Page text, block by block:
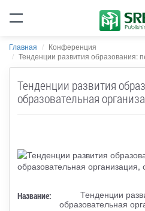
Главная
Конференция
Тенденции развития образования:
Тенденции развития
образовательная
Название:
Тенденции
образовательная